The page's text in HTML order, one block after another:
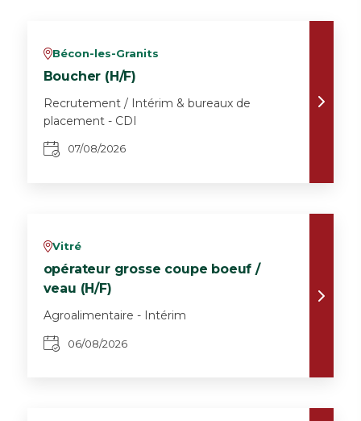
vBécon-les-Granits
Boucher (H/F)
Recrutement / Intérim & bureaux de
placement - CDI
07/08/2026
vVitré
opérateur grosse coupe boeuf /
veau (H/F)
Agroalimentaire - Intérim
06/08/2026